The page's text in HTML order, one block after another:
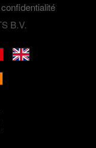
B.V.